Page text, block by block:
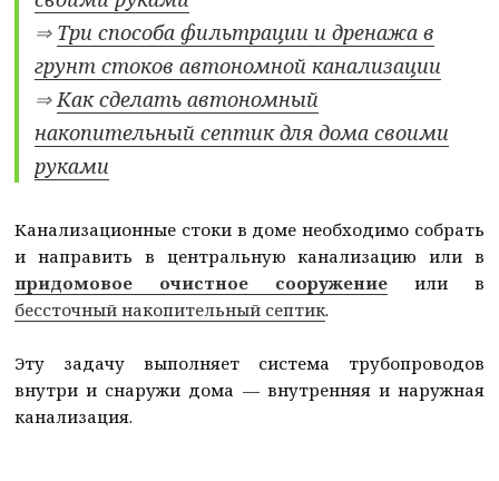
⇒ Три способа фильтрации и дренажа в
грунт стоков автономной канализации
⇒Как сделать автономный
накопительный септик для дома своими
руками
Канализационные стоки в доме необходимо собрать
и направить в центральную канализацию или в
придомовое очистное сооружение или в
бессточный накопительный септик.
Эту задачу выполняет система трубопроводов
внутри и снаружи дома — внутренняя и наружная
канализация.